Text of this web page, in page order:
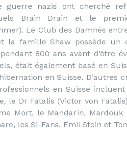
guerre nazis ont cherché
Brain Drain et le
Le Club des Damnés
la famille Shaw possède un
800 ans avant d’être
était également basé en
en Suisse. D’autres
en Suisse incluent
le Dr Fatalis (Victor von
Mort, le Mandarin, Mardouk
les Si-Fans, Emil Stein et